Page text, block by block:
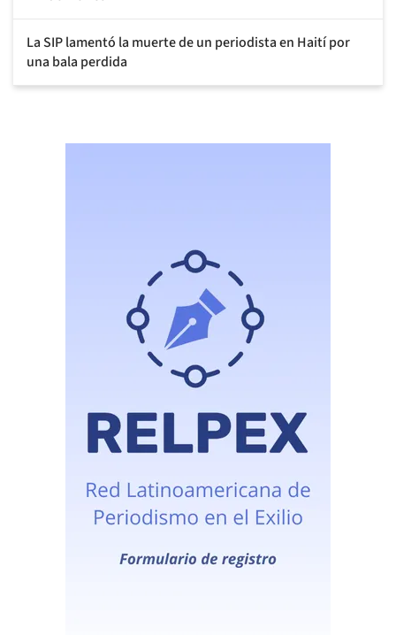
La SIP lamentó la muerte de un periodista en Haití por
una bala perdida